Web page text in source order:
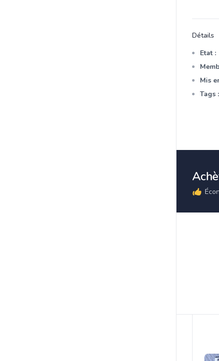
Détails
Etat :
Mis
Tags :